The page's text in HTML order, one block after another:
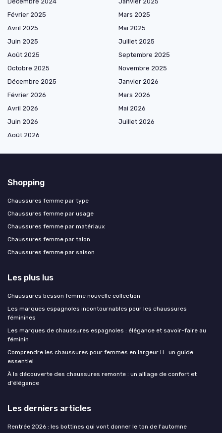
Février 2025
Mars 2025
Avril 2025
Mai 2025
Juin 2025
Juillet 2025
Août 2025
Septembre 2025
Octobre 2025
Novembre 2025
Décembre 2025
Janvier 2026
Février 2026
Mars 2026
Avril 2026
Mai 2026
Juin 2026
Juillet 2026
Août 2026
Shopping
Chaussures femme par type
Chaussures femme par usage
Chaussures femme par matériaux
Chaussures femme par talon
Chaussures femme par saison
Les plus lus
Chaussures besson femme nouvelle collection
Les marques espagnoles incontournables pour les chaussures
féminines
Les marques de chaussures espagnoles : élégance et savoir-faire au
féminin
Comprendre les chaussures pour femmes en largeur H : un guide
essentiel
À la découverte des chaussures remonte : un alliage de confort et
d'élégance
Les derniers articles
Rentrée 2026 : les bottines qui vont donner le ton de l'automne